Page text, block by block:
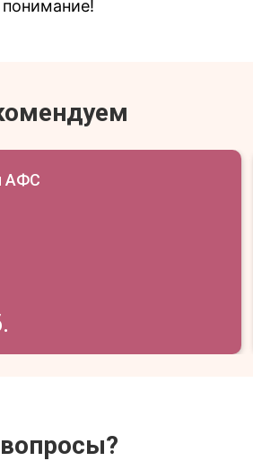
АФС